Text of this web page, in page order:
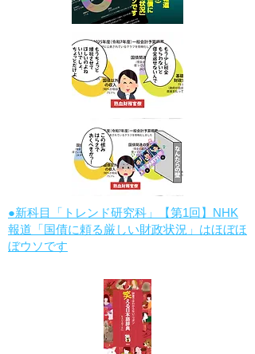
●新科目「トレンド研究科」【第1回】NHK
報道「国債に頼る厳しい財政状況」はほぼほ
ぼウソです